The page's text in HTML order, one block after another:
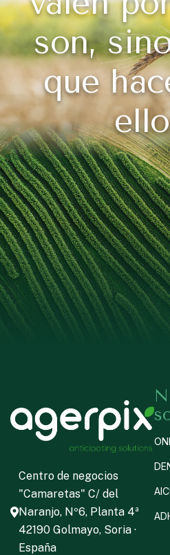
son,
que
Centro de negocios
"Camaretas" C/ del
Naranjo, Nº6, Planta 4ª
42190 Golmayo, Soria ·
España